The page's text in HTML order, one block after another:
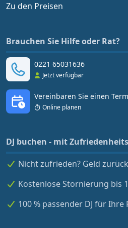
Zu den Preisen
Brauchen Sie Hilfe oder Rat?
0221 65031636
Jetzt verfügbar
Vereinbaren Sie einen
Online planen
DJ buchen - mit
Nicht zufrieden? Geld zurück
Kostenlose Stornierung bis
100 % passender DJ für Ihre